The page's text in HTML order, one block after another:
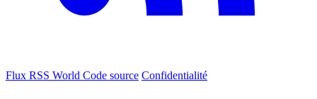
Flux RSS World Code source Confidentialité